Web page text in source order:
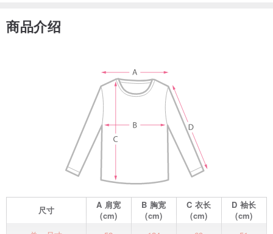
商品介绍
尺寸 A 肩宽
(cm)
B 胸宽
(cm)
C衣长
(cm)
D袖长
(cm)